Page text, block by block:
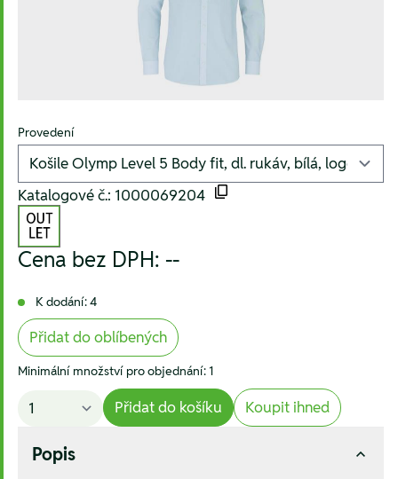
Provedení
Katalogové č.: 1000069204
Cena bez DPH: --
K dodání: 4
Přidat do oblíbených
Minimální množství pro objednání: 1
Přidat do košíku Koupit ihned
Popis